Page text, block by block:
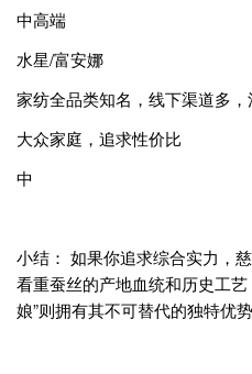
中高端
水星/富安娜
家纺全品类知名，线下渠道多，
大众家庭，追求性价比
中
小结： 如果你追求综合实力，
看重蚕丝的产地血统和历史工
娘”则拥有其不可替代的独特优势